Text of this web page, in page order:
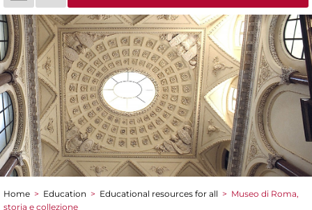
Home > Education > Educational resources for all > Museo di Roma,
storia e collezione